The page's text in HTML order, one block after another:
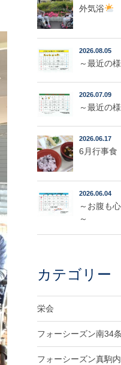
外気浴
2026.08.05
～最近の
2026.07.09
～最近の
2026.06.17
6月行事
2026.06.04
～お腹も
～
カテゴリー
栄会
フォーシーズン南34条
フォーシーズン真駒内